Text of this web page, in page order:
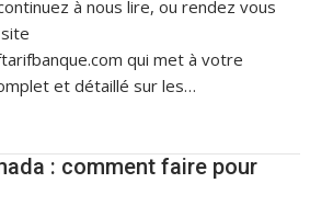
à nous lire, ou rendez vous
qui met à votre
et détaillé sur les…
: comment faire pour